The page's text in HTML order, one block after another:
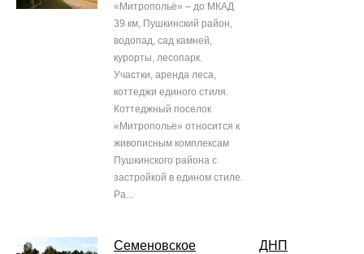
«Митрополье» – до МКАД
39 км, Пушкинский район,
водопад, сад камней,
курорты, лесопарк.
Участки, аренда леса,
коттеджи единого стиля.
Коттеджный поселок
«Митрополье» относится к
живописным комплексам
Пушкинского района с
застройкой в едином стиле.
Ра...
Семеновское
ДНП